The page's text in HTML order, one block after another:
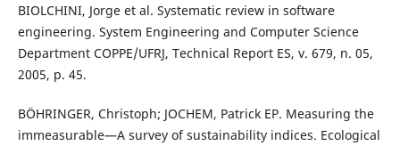
BIOLCHINI, Jorge et al. Systematic review in software
engineering. System Engineering and Computer Science
Department COPPE/UFRJ, Technical Report ES, v. 679, n. 05,
2005, p. 45.
BÖHRINGER, Christoph; JOCHEM, Patrick EP. Measuring the
immeasurable—A survey of sustainability indices. Ecological